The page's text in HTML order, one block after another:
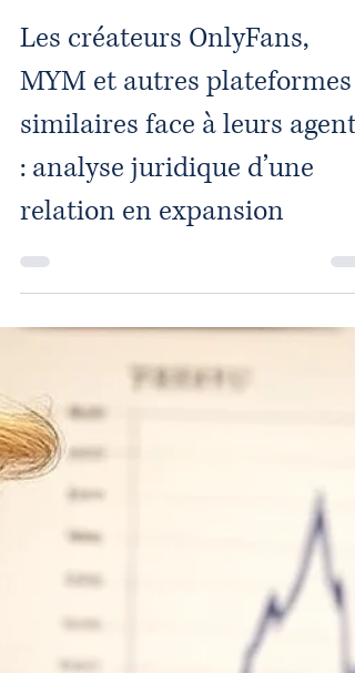
11 août 2025
7 min de lecture
Les créateurs OnlyFans,
MYM et autres plateformes
similaires face à leurs agents
: analyse juridique d’une
relation en expansion